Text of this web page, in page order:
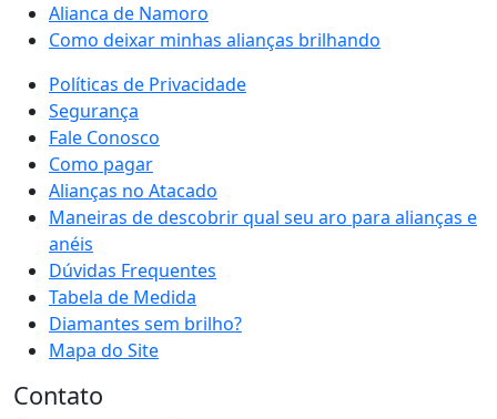
Alianca de Namoro
Como deixar minhas alianças brilhando
Políticas de Privacidade
Segurança
Fale Conosco
Como pagar
Alianças no Atacado
Maneiras de descobrir qual seu aro para alianças e
anéis
Dúvidas Frequentes
Tabela de Medida
Diamantes sem brilho?
Mapa do Site
Contato